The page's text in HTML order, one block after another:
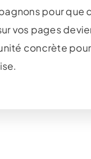
pour que
vos pages
concrète